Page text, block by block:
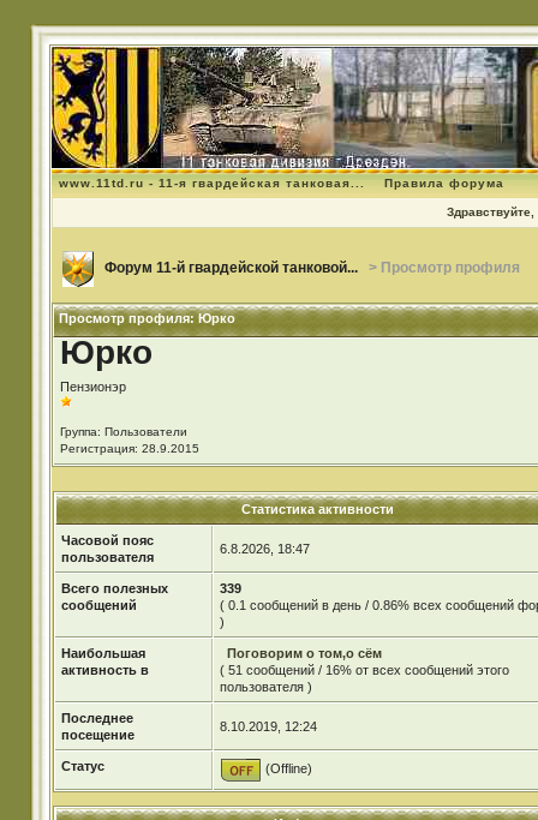
www.11td.ru - 11-я гвардейская танковая... Правила форума
Здравствуйте,
Форум 11-й гвардейской танковой... > Просмотр профиля
Просмотр профиля: Юрко
Юрко
Пензионэр
Группа: Пользователи
Регистрация: 28.9.2015
Статистика активности
Часовой пояс
пользователя
6.8.2026, 18:47
Всего полезных
сообщений
339
( 0.1 сообщений в день / 0.86% всех сообщений
)
Наибольшая
активность в
Поговорим о том,о сём
( 51 сообщений / 16% от всех сообщений этого
пользователя )
Последнее
посещение
8.10.2019, 12:24
Статус (Offline)